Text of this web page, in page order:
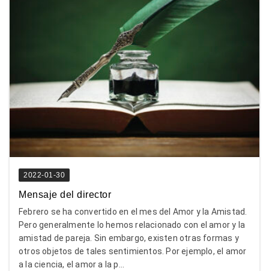
2022-01-30
Mensaje del director
Febrero se ha convertido en el mes del Amor y la Amistad.
Pero generalmente lo hemos relacionado con el amor y la
amistad de pareja. Sin embargo, existen otras formas y
otros objetos de tales sentimientos. Por ejemplo, el amor
a la ciencia, el amor a la p...